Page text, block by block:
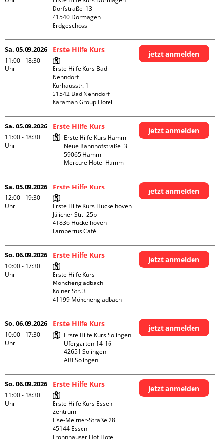
Dorfstraße  13
41540 Dormagen
Erdgeschoss
Sa. 05.09.2026
11:00 - 18:30
Uhr
Erste Hilfe Kurs
Erste Hilfe Kurs Bad
Nenndorf
Kurhausstr. 1
31542 Bad Nenndorf
Karaman Group Hotel
jetzt anmelden
Sa. 05.09.2026
11:00 - 18:30
Uhr
Erste Hilfe Kurs
Erste Hilfe Kurs Hamm
Neue Bahnhofstraße  3
59065 Hamm
Mercure Hotel Hamm
jetzt anmelden
Sa. 05.09.2026
12:00 - 19:30
Uhr
Erste Hilfe Kurs
Erste Hilfe Kurs Hückelhoven
Jülicher Str.  25b
41836 Hückelhoven
Lambertus Café
jetzt anmelden
So. 06.09.2026
10:00 - 17:30
Uhr
Erste Hilfe Kurs
Erste Hilfe Kurs
Mönchengladbach
Kölner Str. 3
jetzt anmelden
So. 06.09.2026
10:00 - 17:30
Uhr
Erste Hilfe Kurs
Erste Hilfe Kurs Solingen
Ufergarten 14-16
42651 Solingen
ABI Solingen
jetzt anmelden
So. 06.09.2026
11:00 - 18:30
Uhr
Erste Hilfe Kurs
Erste Hilfe Kurs Essen
Zentrum
Lise-Meitner-Straße 28
45144 Essen
Frohnhauser Hof Hotel
jetzt anmelden